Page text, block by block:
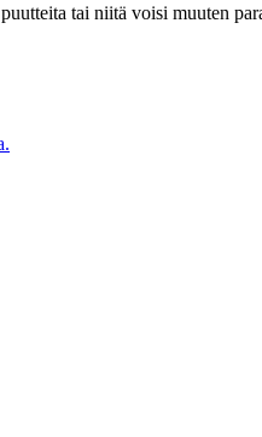
tai niitä voisi muuten